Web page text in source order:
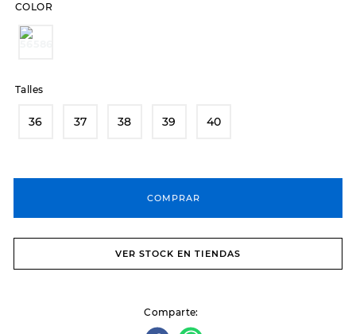
COLOR
Talles
36 37 38 39 40
COMPRAR
VER STOCK EN TIENDAS
Comparte